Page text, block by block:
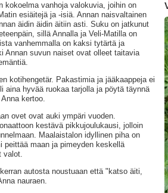
kokoelma vanhoja valokuvia, joihin on
esiäitejä ja -isiä. Annan naisvaltainen
äidin äidin äitiin asti. Suku on jatkunut
sillä Annalla ja Veli-Matilla on
vanhemmalla on kaksi tytärtä ja
Annan suvun naiset ovat olleet taitavia
kotihengetär. Pakastimia ja jääkaappeja ei
aina hyvää ruokaa tarjolla ja pöytä täynnä
kertoo.
ovet ovat auki ympäri vuoden.
kestävä pikkujoulukausi, jolloin
Maalaistalon idyllinen piha on
peittää maan ja pimeyden keskellä
valot.
autosta noustuaan että "katso äiti,
nauraen.